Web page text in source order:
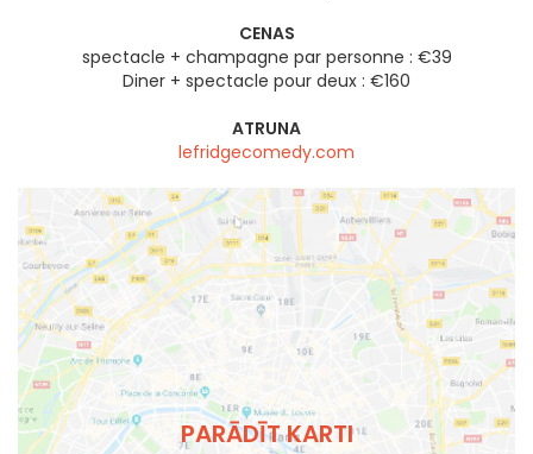
CENAS
spectacle + champagne par personne : €39
Diner + spectacle pour deux : €160
ATRUNA
lefridgecomedy.com
PARĀDĪT KARTI